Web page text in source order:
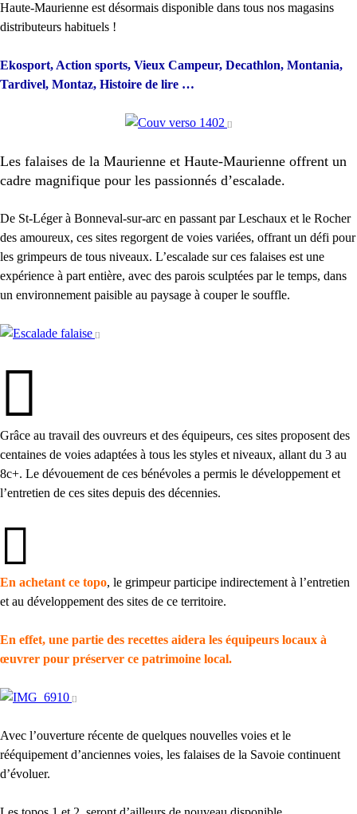
Haute-Maurienne est désormais disponible dans tous nos magasins
distributeurs habituels !
Ekosport, Action sports, Vieux Campeur, Decathlon, Montania,
Tardivel, Montaz, Histoire de lire …
Les falaises de la Maurienne et Haute-Maurienne offrent un
cadre magnifique pour les passionnés d’escalade.
De St-Léger à Bonneval-sur-arc en passant par Leschaux et le Rocher
des amoureux, ces sites regorgent de voies variées, offrant un défi pour
les grimpeurs de tous niveaux. L’escalade sur ces falaises est une
expérience à part entière, avec des parois sculptées par le temps, dans
un environnement paisible au paysage à couper le souffle.
Grâce au travail des ouvreurs et des équipeurs, ces sites proposent des
centaines de voies adaptées à tous les styles et niveaux, allant du 3 au
8c+. Le dévouement de ces bénévoles a permis le développement et
l’entretien de ces sites depuis des décennies.
En achetant ce topo, le grimpeur participe indirectement à l’entretien
et au développement des sites de ce territoire.
En effet, une partie des recettes aidera les équipeurs locaux à
œuvrer pour préserver ce patrimoine local.
Avec l’ouverture récente de quelques nouvelles voies et le
rééquipement d’anciennes voies, les falaises de la Savoie continuent
d’évoluer.